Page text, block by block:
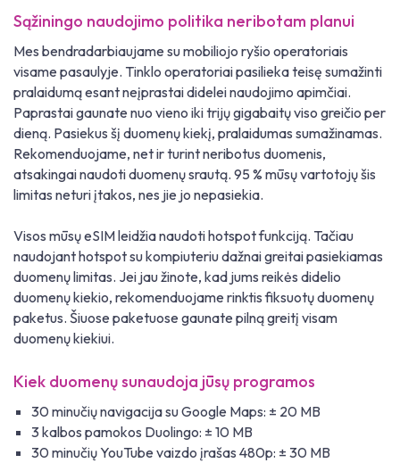
Sąžiningo naudojimo politika neribotam planui
Mes bendradarbiaujame su mobiliojo ryšio operatoriais
visame pasaulyje. Tinklo operatoriai pasilieka teisę sumažinti
pralaidumą esant neįprastai didelei naudojimo apimčiai.
Paprastai gaunate nuo vieno iki trijų gigabaitų viso greičio per
dieną. Pasiekus šį duomenų kiekį, pralaidumas sumažinamas.
Rekomenduojame, net ir turint neribotus duomenis,
atsakingai naudoti duomenų srautą. 95 % mūsų vartotojų šis
limitas neturi įtakos, nes jie jo nepasiekia.
Visos mūsų eSIM leidžia naudoti hotspot funkciją. Tačiau
naudojant hotspot su kompiuteriu dažnai greitai pasiekiamas
duomenų limitas. Jei jau žinote, kad jums reikės didelio
duomenų kiekio, rekomenduojame rinktis fiksuotų duomenų
paketus. Šiuose paketuose gaunate pilną greitį visam
duomenų kiekiui.
Kiek duomenų sunaudoja jūsų programos
30 minučių navigacija su Google Maps: ± 20 MB
3 kalbos pamokos Duolingo: ± 10 MB
30 minučių YouTube vaizdo įrašas 480p: ± 30 MB